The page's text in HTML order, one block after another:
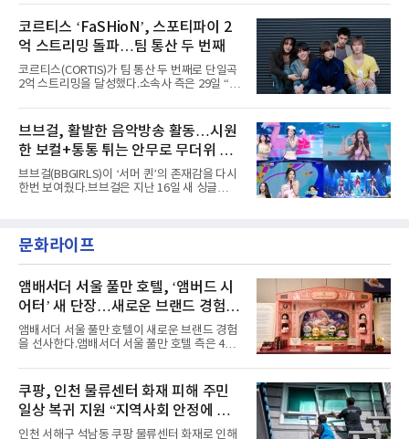
정적인 실력을 입증했고, 올해 '2026 어썸뮤직
페스티벌', '뷰티풀 민트 라이프 2026', '2026
heart(와일드 하트)’라는 제목이 붙은 콘셉트 포
토에는 멤버들의 본능적이고 야성적인 면모가
강렬하게 담겼다. 짙은 아이섀도와 푸른빛·금빛·
붉은빛의 컬러 렌즈가 비현실적인 분위기를 자
아내고, 여러 원색이 불규칙하게 뒤섞인 멀티컬
러 헤어와 과감한 블루·블랙 립 메이크업이 낯설
고도 매혹적인 비주얼을 완성했다.스타일링 역
엣을 거침없이 결합했다. 멤버들은 각기 다른 개
성을 살린 스타일링을 선
코르티스 ‘FaSHioN’, 스포티파이 2
억 스트리밍 돌파…팀 통산 두 번째
코르티스(CORTIS)가 팀 통산 두 번째로 단일곡
2억 스트리밍을 달성했다.소속사 측은 29일 “코
벌 오디오·음원 스트리밍 플랫폼 스포티파이에
서 27일 자로 누적 재생 수 2억 회를 돌파했
다”고 밝혔다.곡이 발표된 지 약 10개월 만이다.
팀의 첫 번째 2억 스트리밍 곡은 동일 음반에 수
록된 ‘GO!’다. 이 노래는 공개 약 9개월 만인 지
난달 26일 자에 2억 고지를 밟았다. 이는 최근 5
년 내 데뷔한 보이그룹의 곡 중 최단기 2억 달성
했다. “내 티, 5 bucks 바지는, 만원” 등 멤버들
의 라이프 스타일
브브걸, 활발한 음악방송 활동…시원
한 보컬+통통 튀는 안무로 무더위 사
냥
브브걸(BBGIRLS)이 ‘서머 퀸’의 존재감을 다시
한번 보여줬다.브브걸은 지난 16일 새 싱글
MBC '쇼! 음악중심', SBS '인기가요' 등 주요 음
악방송 무대에 올라 화려한 퍼포먼스를 펼쳤다.
력을 앞세워 매 무대 색다른 볼거리를 선사했다.
특히 화사한 파스텔 톤의 비치웨어부터 청량한
마린룩, 햇살 아래 반짝이는 물결을 연상시키는
스커트, 강렬한 붉은 계열의 스타일링까지 각기
다른 매력을 선보였다. 브브걸은 다채로운 여름
패션을 완벽하게 소화하며 보
문화라이프
앰배서더 서울 풀만 호텔, ‘앰버드 시
어터’ 새 단장…새로운 브랜드 경험 선
사
앰배서더 서울 풀만 호텔이 새로운 브랜드 경험
을 선사한다.앰배서더 서울 풀만 호텔 측은 4일
이야기를 담은 인형 극장 콘셉트의 공간 ‘앰버드
시어터(Ambird Theater)’를 새롭게 선보인
다”고 밝혔다.앰배서더 서울 풀만 호텔은 로비
한편에 마련된 앰버드 존을 통해 앰버드의 세계
관을 소개해왔다. 앰버드 존은 앰버드가 우주여
쿠팡, 인천 물류센터 화재 피해 주민
일상 복귀 지원 “지역사회 안정에 총
력”
인천 서해구 석남동 쿠팡 물류센터 화재로 인해